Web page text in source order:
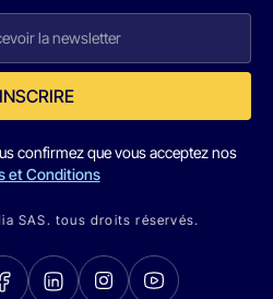
confirmez que vous acceptez nos
et Conditions
SAS. tous droits réservés.